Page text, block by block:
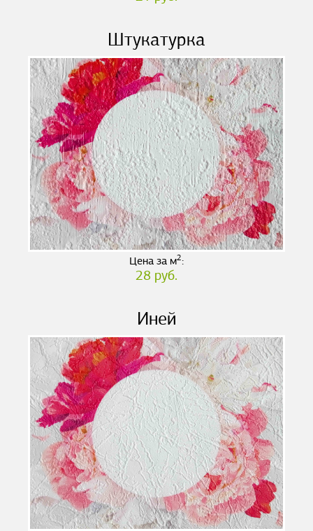
Штукатурка
Цена за м2:
28 руб.
Иней